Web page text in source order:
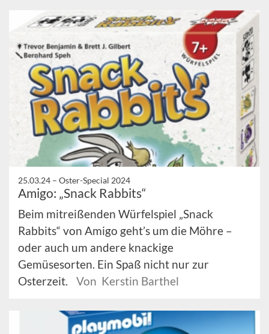
25.03.24 – Oster-Special 2024
Amigo: „Snack Rabbits“
Beim mitreißenden Würfelspiel „Snack
Rabbits“ von Amigo geht’s um die Möhre –
oder auch um andere knackige
Gemüsesorten. Ein Spaß nicht nur zur
Osterzeit.
Von Kerstin Barthel